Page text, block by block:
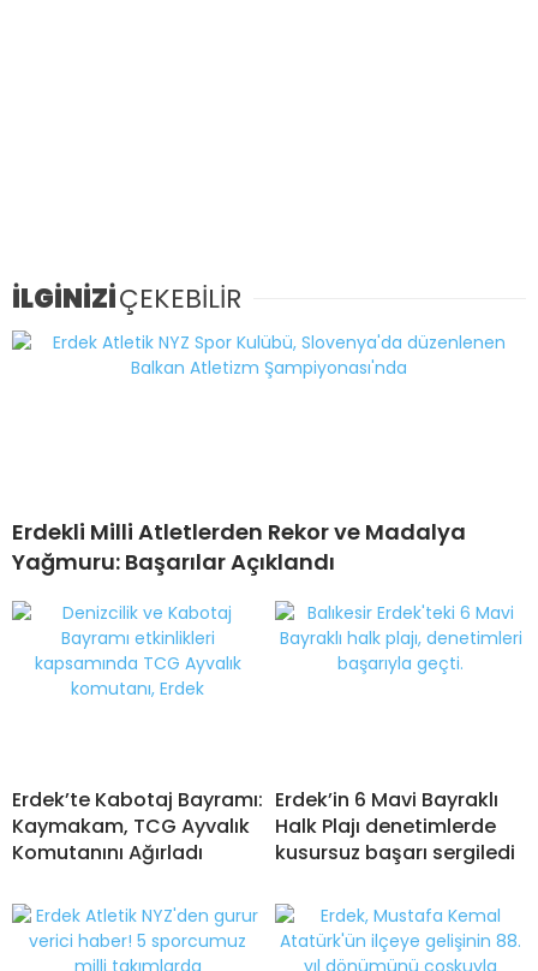
İLGİNİZİÇEKEBİLİR
Erdekli Milli Atletlerden Rekor ve Madalya
Yağmuru: Başarılar Açıklandı
Erdek’te Kabotaj Bayramı:
Kaymakam, TCG Ayvalık
Komutanını Ağırladı
Erdek’in 6 Mavi Bayraklı
Halk Plajı denetimlerde
kusursuz başarı sergiledi